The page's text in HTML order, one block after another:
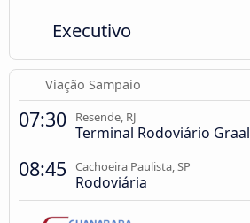
Executivo
Viação Sampaio
07:30 Resende, RJ
Terminal Rodoviário Graal
08:45 Cachoeira Paulista, SP
Rodoviária